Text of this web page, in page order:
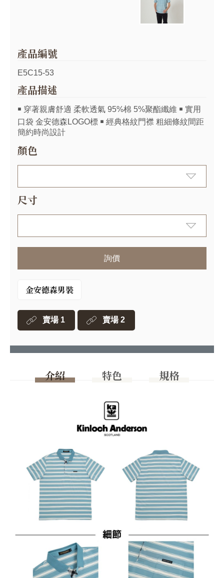
產品編號
E5C15-53
產品描述
￭ 穿著親膚舒適 柔軟透氣 95%棉 5%聚酯纖維 ￭ 實用
口袋 金安德森LOGO標 ￭ 經典格紋門襟 粗細條紋間距
簡約時尚設計
顏色
尺寸
詢價
金安德森男裝
賣場 1 賣場 2
介紹 特色 規格